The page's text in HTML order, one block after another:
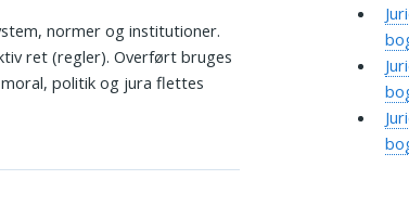
normer og institutioner.
ret (regler). Overført bruges
politik og jura flettes